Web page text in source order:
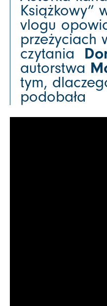
Książkowy”
vlogu
przeżyciach
czytania
autorstwa
tym,
podobała